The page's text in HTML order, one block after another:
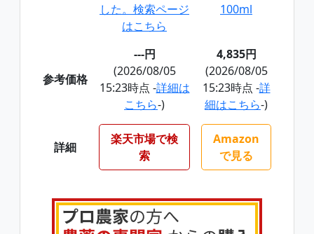
した。検索ページ
はこちら
100ml
参考価格
---円
(2026/08/05
15:23時点 -詳細は
こちら-)
4,835円
(2026/08/05
15:23時点 -詳
細はこちら-)
詳細
楽天市場で検
索
Amazon
で見る